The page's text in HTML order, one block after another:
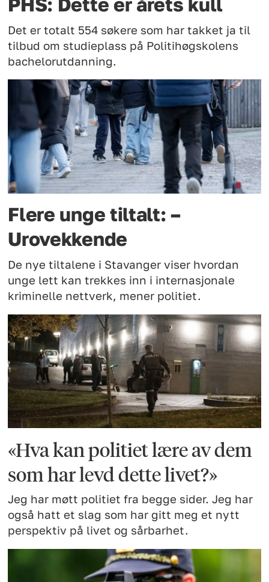
Det er totalt 554 søkere som har takket ja til
tilbud om studieplass på Politihøgskolens
bachelorutdanning.
Flere unge tiltalt: –
Urovekkende
De nye tiltalene i Stavanger viser hvordan
unge lett kan trekkes inn i internasjonale
kriminelle nettverk, mener politiet.
«Hva kan politiet lære av dem
som har levd dette livet?»
Jeg har møtt politiet fra begge sider. Jeg har
også hatt et slag som har gitt meg et nytt
perspektiv på livet og sårbarhet.